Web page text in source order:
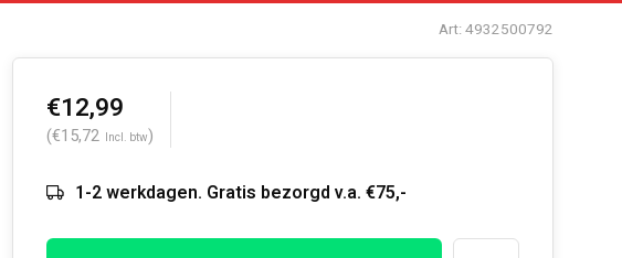
Art: 4932500792
€12,99
(€15,72 Incl. btw)
1-2 werkdagen. Gratis bezorgd v.a. €75,-